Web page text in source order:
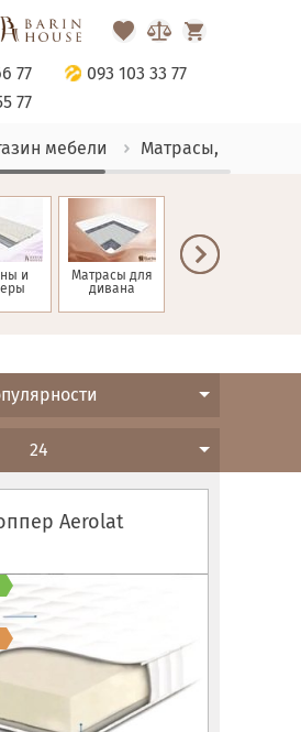
77
093 103 33 77
77
мебели Матрасы, текстиль
и
Матрасы для
дивана
Детские
24
Aerolat